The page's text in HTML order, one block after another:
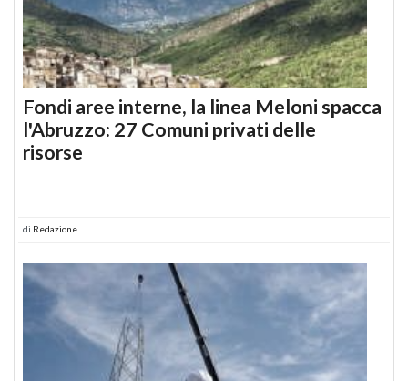
Fondi aree interne, la linea Meloni spacca
l'Abruzzo: 27 Comuni privati delle
risorse
di Redazione